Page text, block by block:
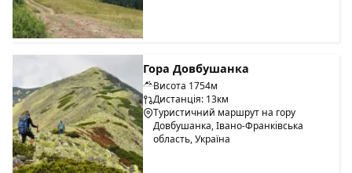
Гора Довбушанка
Висота 1754м
Дистанція: 13км
Туристичний маршрут на гору
Довбушанка, Івано-Франківська
область, Україна